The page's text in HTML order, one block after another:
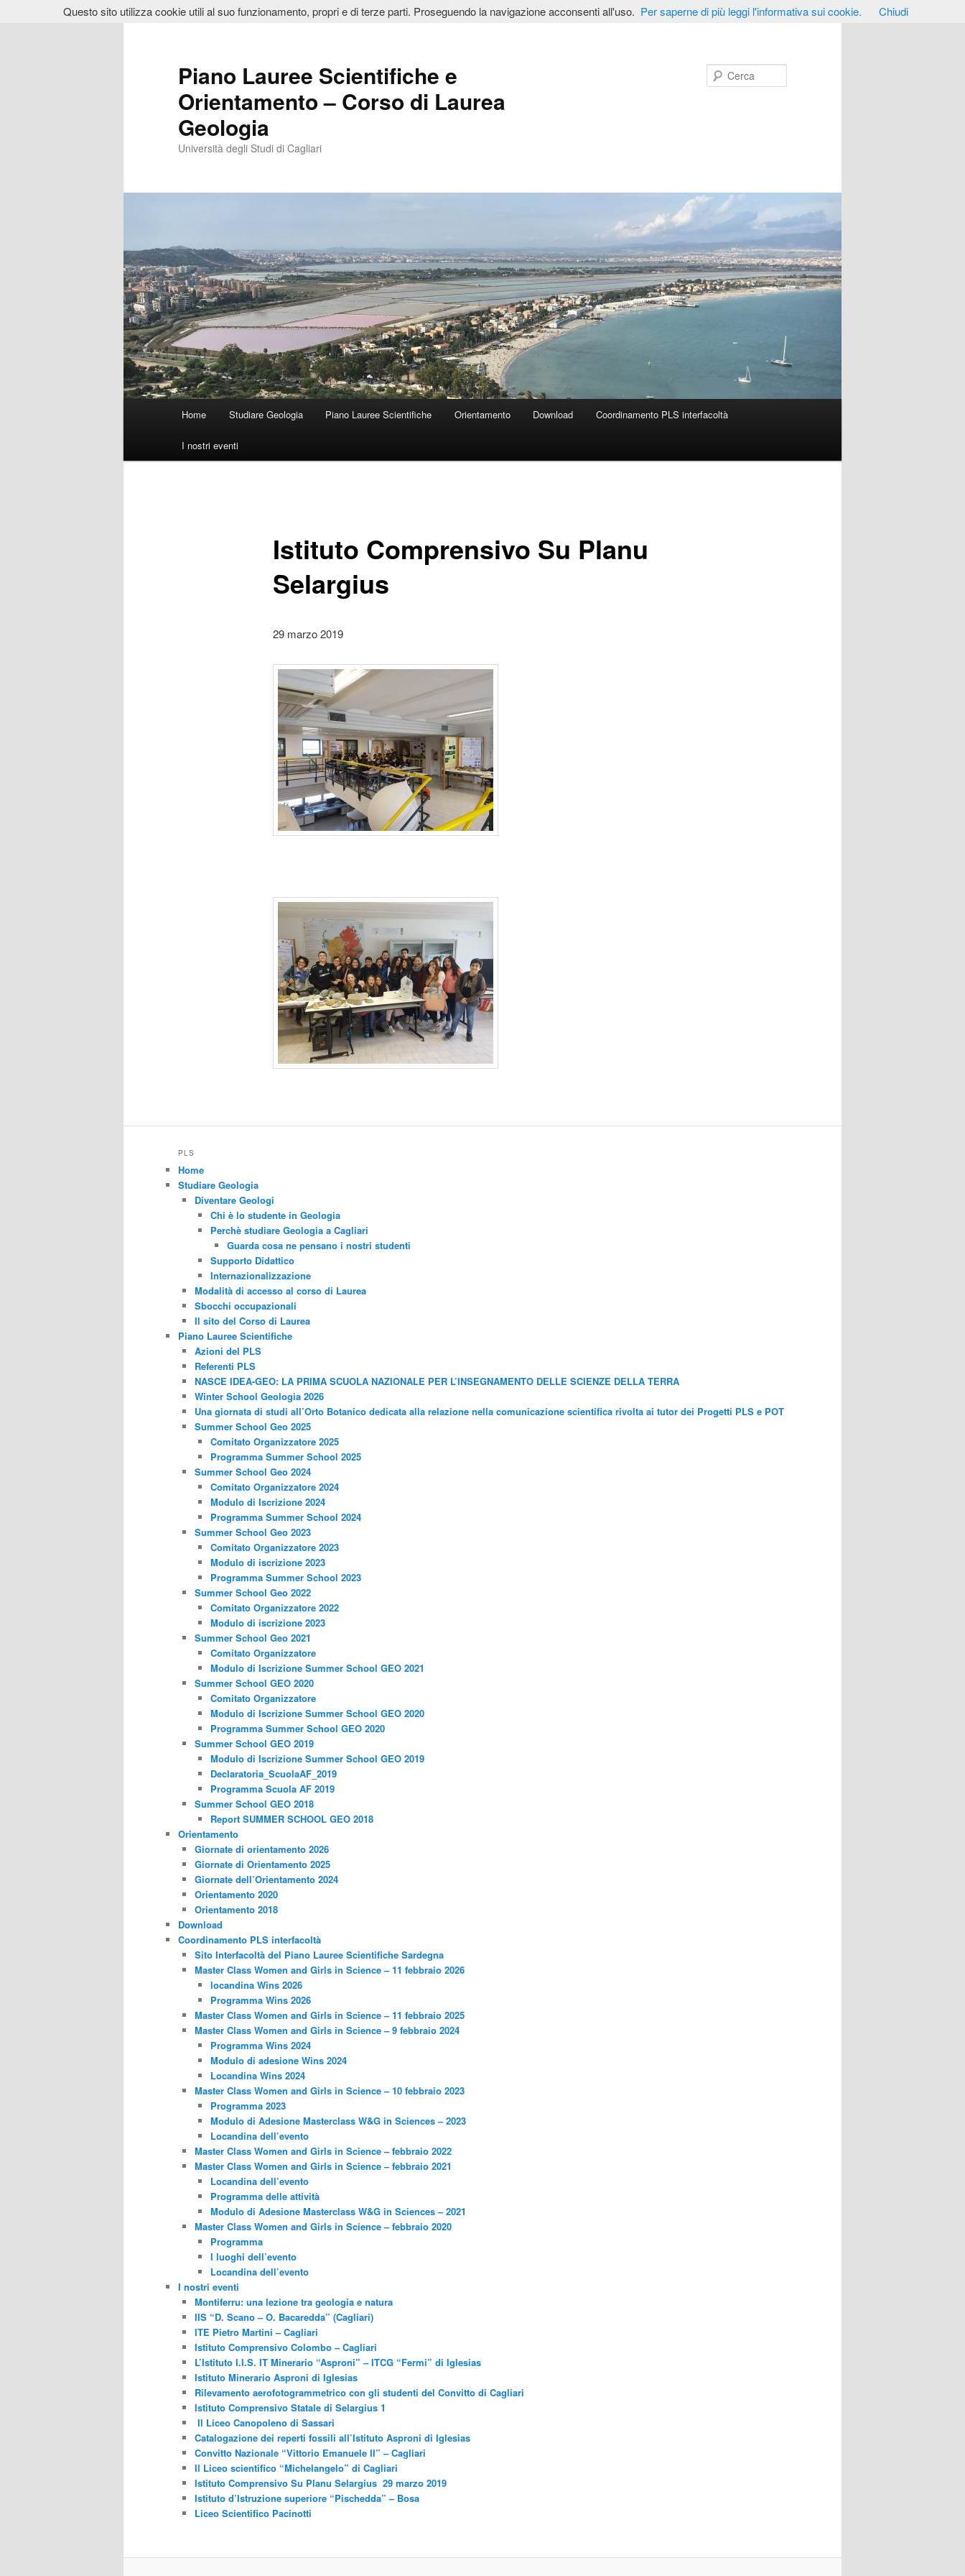
Piano Lauree Scientifiche e
Orientamento – Corso di Laurea
Geologia
Università degli Studi di Cagliari
Home Studiare Geologia Piano Lauree Scientifiche Orientamento Download Coordinamento PLS interfacoltà
I nostri eventi
Istituto Comprensivo Su Planu
Selargius
29 marzo 2019
PLS
Home
Studiare Geologia
Diventare Geologi
Chi è lo studente in Geologia
Perchè studiare Geologia a Cagliari
Guarda cosa ne pensano i nostri studenti
Supporto Didattico
Internazionalizzazione
Modalità di accesso al corso di Laurea
Sbocchi occupazionali
Il sito del Corso di Laurea
Piano Lauree Scientifiche
Azioni del PLS
Referenti PLS
NASCE IDEA-GEO: LA PRIMA SCUOLA NAZIONALE PER L’INSEGNAMENTO DELLE SCIENZE DELLA TERRA
Winter School Geologia 2026
Una giornata di studi all’Orto Botanico dedicata alla relazione nella comunicazione scientifica rivolta ai tutor dei Progetti PLS e POT
Summer School Geo 2025
Comitato Organizzatore 2025
Programma Summer School 2025
Summer School Geo 2024
Comitato Organizzatore 2024
Modulo di Iscrizione 2024
Programma Summer School 2024
Summer School Geo 2023
Comitato Organizzatore 2023
Modulo di iscrizione 2023
Programma Summer School 2023
Summer School Geo 2022
Comitato Organizzatore 2022
Modulo di iscrizione 2023
Summer School Geo 2021
Comitato Organizzatore
Modulo di Iscrizione Summer School GEO 2021
Summer School GEO 2020
Comitato Organizzatore
Modulo di Iscrizione Summer School GEO 2020
Programma Summer School GEO 2020
Summer School GEO 2019
Modulo di Iscrizione Summer School GEO 2019
Declaratoria_ScuolaAF_2019
Programma Scuola AF 2019
Summer School GEO 2018
Report SUMMER SCHOOL GEO 2018
Orientamento
Giornate di orientamento 2026
Giornate di Orientamento 2025
Giornate dell’Orientamento 2024
Orientamento 2020
Orientamento 2018
Download
Coordinamento PLS interfacoltà
Sito Interfacoltà del Piano Lauree Scientifiche Sardegna
Master Class Women and Girls in Science – 11 febbraio 2026
locandina Wins 2026
Programma Wins 2026
Master Class Women and Girls in Science – 11 febbraio 2025
Master Class Women and Girls in Science – 9 febbraio 2024
Programma Wins 2024
Modulo di adesione Wins 2024
Locandina Wins 2024
Master Class Women and Girls in Science – 10 febbraio 2023
Programma 2023
Modulo di Adesione Masterclass W&G in Sciences – 2023
Locandina dell’evento
Master Class Women and Girls in Science – febbraio 2022
Master Class Women and Girls in Science – febbraio 2021
Locandina dell’evento
Programma delle attività
Modulo di Adesione Masterclass W&G in Sciences – 2021
Master Class Women and Girls in Science – febbraio 2020
Programma
I luoghi dell’evento
Locandina dell’evento
I nostri eventi
Montiferru: una lezione tra geologia e natura
IIS “D. Scano – O. Bacaredda” (Cagliari)
ITE Pietro Martini – Cagliari
Istituto Comprensivo Colombo – Cagliari
L’Istituto I.I.S. IT Minerario “Asproni” – ITCG “Fermi” di Iglesias
Istituto Minerario Asproni di Iglesias
Rilevamento aerofotogrammetrico con gli studenti del Convitto di Cagliari
Istituto Comprensivo Statale di Selargius 1
Il Liceo Canopoleno di Sassari
Catalogazione dei reperti fossili all’Istituto Asproni di Iglesias
Convitto Nazionale “Vittorio Emanuele II” – Cagliari
Il Liceo scientifico “Michelangelo” di Cagliari
Istituto Comprensivo Su Planu Selargius 29 marzo 2019
Istituto d’Istruzione superiore “Pischedda” – Bosa
Liceo Scientifico Pacinotti
Questo sito utilizza cookie utili al suo funzionamento, propri e di terze parti. Proseguendo la navigazione acconsenti all'uso. Per saperne di più leggi l'informativa sui cookie. Chiudi